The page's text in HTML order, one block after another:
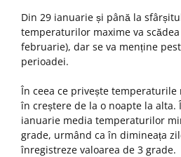
Din 29 ianuarie și până la
temperaturilor maxime va
februarie), dar se va menține
perioadei.
În ceea ce privește temperaturile
în creștere de la o noapte la alta.
ianuarie media temperaturilor
grade, urmând ca în dimineața
înregistreze valoarea de 3 grade.